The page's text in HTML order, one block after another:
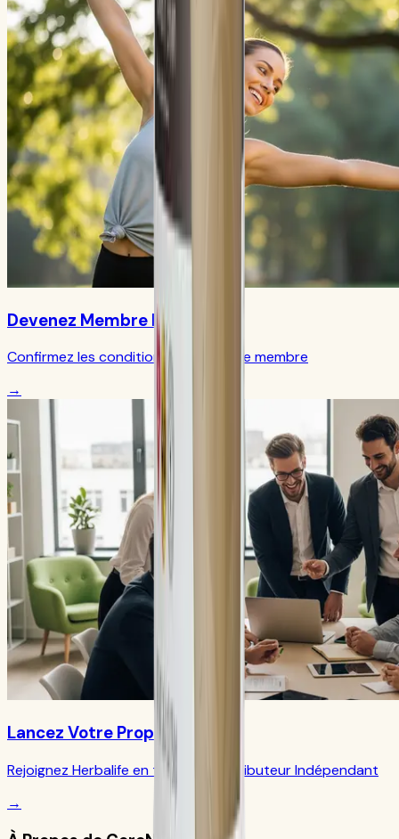
Devenez Membre Privilégié
Confirmez les conditions actuelles de membre
→
Lancez Votre Propre Activité
Rejoignez Herbalife en tant que Distributeur Indépendant
→